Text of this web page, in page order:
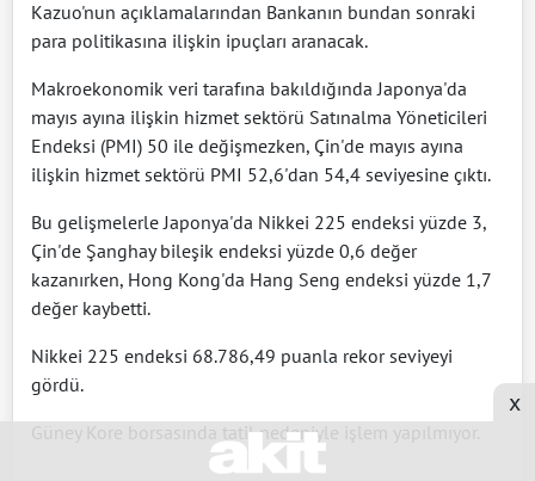
Kazuo'nun açıklamalarından Bankanın bundan sonraki
para politikasına ilişkin ipuçları aranacak.
Makroekonomik veri tarafına bakıldığında Japonya'da
mayıs ayına ilişkin hizmet sektörü Satınalma Yöneticileri
Endeksi (PMI) 50 ile değişmezken, Çin'de mayıs ayına
ilişkin hizmet sektörü PMI 52,6'dan 54,4 seviyesine çıktı.
Bu gelişmelerle Japonya'da Nikkei 225 endeksi yüzde 3,
Çin'de Şanghay bileşik endeksi yüzde 0,6 değer
kazanırken, Hong Kong'da Hang Seng endeksi yüzde 1,7
değer kaybetti.
Nikkei 225 endeksi 68.786,49 puanla rekor seviyeyi
gördü.
Güney Kore borsasında tatil nedeniyle işlem yapılmıyor.
x